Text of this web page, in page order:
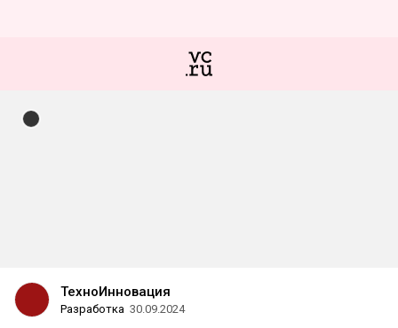
ТехноИнновация
Разработка 30.09.2024